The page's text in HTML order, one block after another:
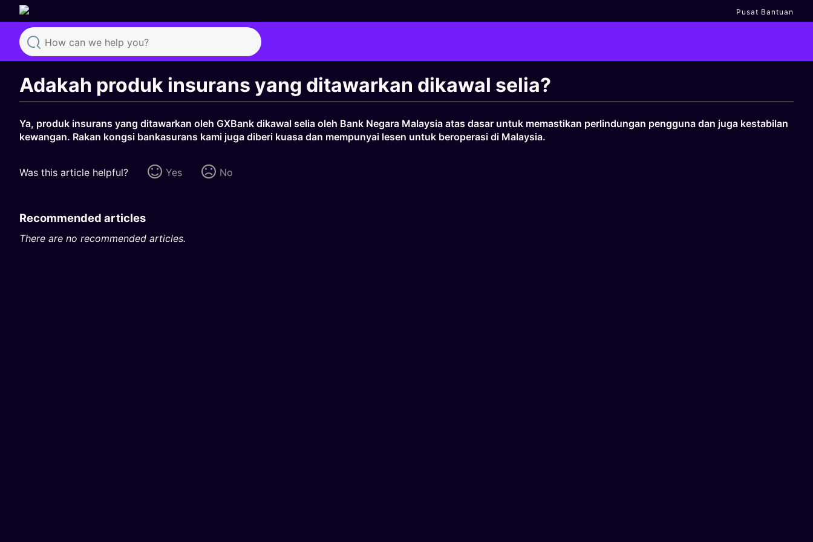
Pusat Bantuan
Search
Adakah produk insurans yang ditawarkan dikawal selia?
Ya, produk insurans yang ditawarkan oleh GXBank dikawal selia oleh Bank Negara Malaysia atas dasar untuk memastikan perlindungan pengguna dan juga kestabilan
kewangan. Rakan kongsi bankasurans kami juga diberi kuasa dan mempunyai lesen untuk beroperasi di Malaysia.
Was this article helpful? Yes No
Recommended articles
There are no recommended articles.